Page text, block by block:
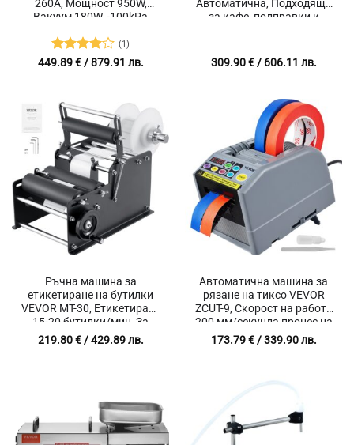
260A, Мощност 950W,
Вакуум 180W, -100kPa
Оценено
(1)
449.89€/ 879.91 лв.
Автоматична, Подходяща
за кафе, подправки и
309.90€/ 606.11 лв.
Ръчна машина за
етикетиране на бутилки
VEVOR MT-30, Етикетиране
15-20 бутилки/мин, За
бутилки с диаметър 2-12
см
219.80€/ 429.89 лв.
Автоматична машина за
рязане на тиксо VEVOR
ZCUT-9, Скорост на работа
200 мм/секунда процес на
рязане, Максимален
диаметър на лентата 300
173.79€/ 339.90 лв.